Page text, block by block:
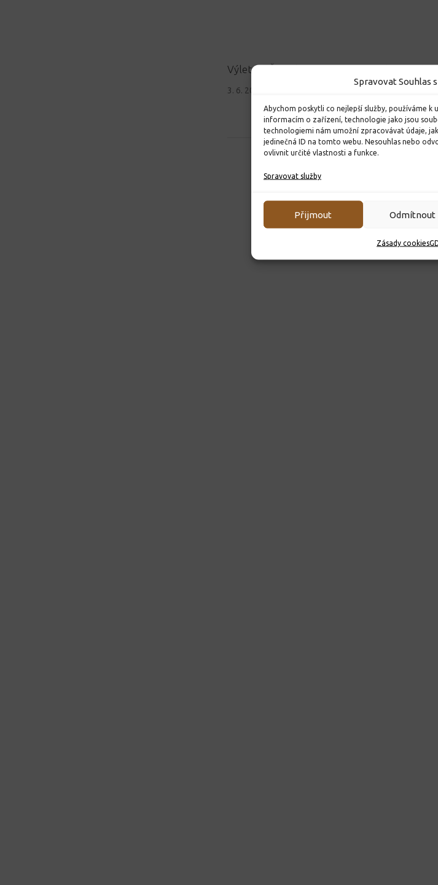
Spravovat Souhlas
Abychom poskytli co nejlepší služby, používáme k
informacím o zařízení, technologie jako jsou
technologiemi nám umožní zpracovávat údaje,
jedinečná ID na tomto webu. Nesouhlas nebo
ovlivnit určité vlastnosti a funkce.
Spravovat služby
Přijmout Odmítnout
Zásady cookies
Výlet do Častolovic
3. 6. 2026
Rozhodnutí o
základnímu
27. 4. 2022